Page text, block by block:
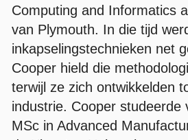
Computing and Informatics
van Plymouth. In die tijd
inkapselingstechnieken net
Cooper hield die
terwijl ze zich ontwikkelden
industrie. Cooper studeerde
MSc in Advanced